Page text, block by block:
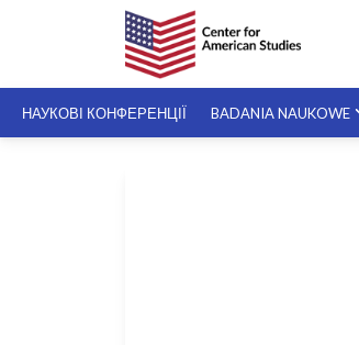
НАУКОВІ КОНФЕРЕНЦІЇ BADANIA NAUKOWE